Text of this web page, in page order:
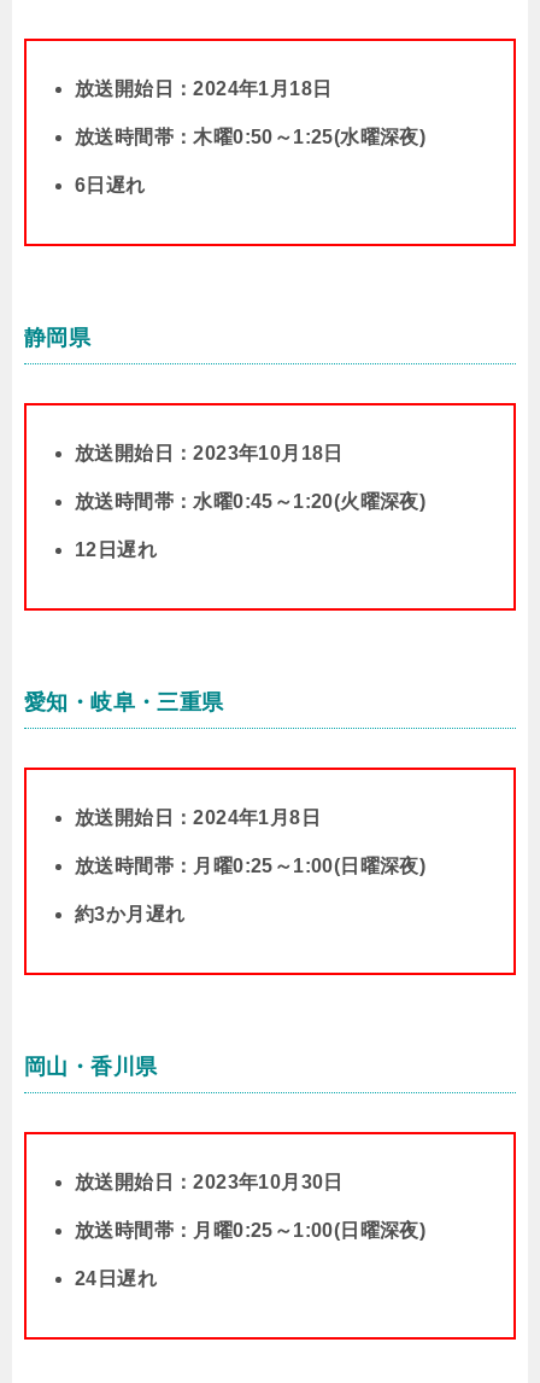
放送開始日：2024年1月18日
放送時間帯：木曜0:50～1:25(水曜深夜)
6日遅れ
静岡県
放送開始日：2023年10月18日
放送時間帯：水曜0:45～1:20(火曜深夜)
12日遅れ
愛知・岐阜・三重県
放送開始日：2024年1月8日
放送時間帯：月曜0:25～1:00(日曜深夜)
約3か月遅れ
岡山・香川県
放送開始日：2023年10月30日
放送時間帯：月曜0:25～1:00(日曜深夜)
24日遅れ